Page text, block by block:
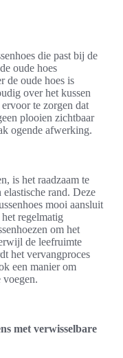
die past bij de
oude hoes
de oude hoes is
over het kussen
te zorgen dat
plooien zichtbaar
ogende afwerking.
is het raadzaam te
rand. Deze
mooi aansluit
regelmatig
om het
de leefruimte
het vervangproces
een manier om
met verwisselbare